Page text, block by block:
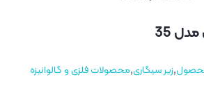
35
,زیر سیگاری,محصولات فلزی و گالوانیزه